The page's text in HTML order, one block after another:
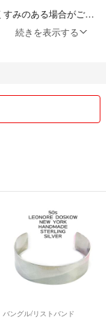
みのある場合がござ
ます。
一点ものの特徴で
ません。併せて商品
付けておりません。
ご対応致しますの
を含めて取引完了後
す。画像に関しては
付いた場合には、メ
続きを表示する
バングル/リストバンド